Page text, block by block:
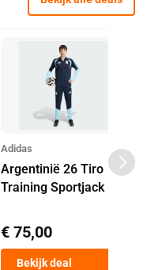
Adidas
Argentinië 26 Tiro
Training Sportjack
€ 75,00
Bekijk deal